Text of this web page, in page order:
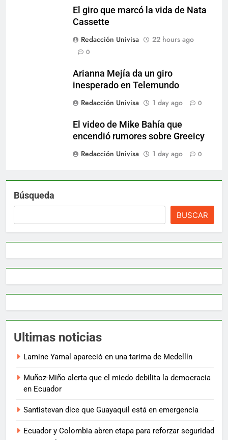
El giro que marcó la vida de Nata
Cassette
Redacción Univisa
22 hours ago
0
Arianna Mejía da un giro
inesperado en Telemundo
Redacción Univisa
1 day ago 0
El video de Mike Bahía que
encendió rumores sobre Greeicy
Redacción Univisa
1 day ago 0
Búsqueda
BUSCAR
Ultimas noticias
Lamine Yamal apareció en una tarima de Medellín
Muñoz-Miño alerta que el miedo debilita la democracia
en Ecuador
Santistevan dice que Guayaquil está en emergencia
Ecuador y Colombia abren etapa para reforzar seguridad